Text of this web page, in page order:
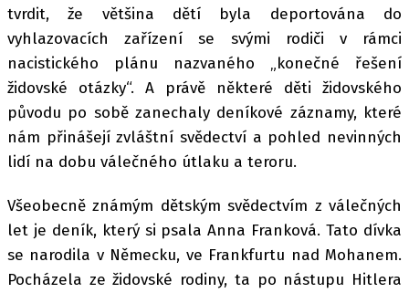
tvrdit, že většina dětí byla deportována do
vyhlazovacích zařízení se svými rodiči v rámci
nacistického plánu nazvaného „konečné řešení
židovské otázky“. A právě některé děti židovského
původu po sobě zanechaly deníkové záznamy, které
nám přinášejí zvláštní svědectví a pohled nevinných
lidí na dobu válečného útlaku a teroru.
Všeobecně známým dětským svědectvím z válečných
let je deník, který si psala Anna Franková. Tato dívka
se narodila v Německu, ve Frankfurtu nad Mohanem.
Pocházela ze židovské rodiny, ta po nástupu Hitlera